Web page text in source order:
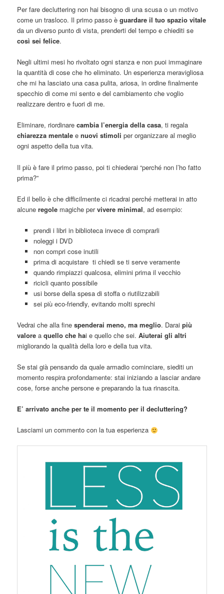
Per fare decluttering non hai bisogno di una scusa o un motivo
come un trasloco. Il primo passo èguardare il tuo spazio vitale
da un diverso punto di vista, prenderti del tempo e chiediti se
così sei felice.
Negli ultimi mesi ho rivoltato ogni stanza e non puoi immaginare
la quantità di cose che ho eliminato. Un esperienza meravigliosa
che mi ha lasciato una casa pulita, ariosa, in ordine finalmente
specchio di come mi sento e del cambiamento che voglio
realizzare dentro e fuori di me.
Eliminare, riordinarecambia l’energia della casa, ti regala
chiarezza mentale enuovi stimoli per organizzare al meglio
ogni aspetto della tua vita.
Il più è fare il primo passo, poi ti chiederai “perché non l’ho fatto
prima?”
Ed il bello è che difficilmente ci ricadrai perché metterai in atto
alcuneregole magiche pervivere minimal, ad esempio:
prendi i libri in biblioteca invece di comprarli
noleggi i DVD
non compri cose inutili
prima di acquistare ti chiedi se ti serve veramente
quando rimpiazzi qualcosa, elimini prima il vecchio
ricicli quanto possibile
usi borse della spesa di stoffa o riutilizzabili
sei più eco-friendly, evitando molti sprechi
Vedrai che alla finespenderai meno, ma meglio. Daraipiù
valore aquello che hai e quello che sei.Aiuterai gli altri
migliorando la qualità della loro e della tua vita.
Se stai già pensando da quale armadio cominciare, siediti un
momento respira profondamente: stai iniziando a lasciar andare
cose, forse anche persone e preparando la tua rinascita.
E’ arrivato anche per te il momento per il decluttering?
Lasciami un commento con la tua esperienza